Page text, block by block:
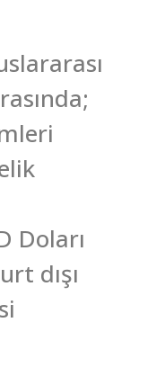
Doları
dışı